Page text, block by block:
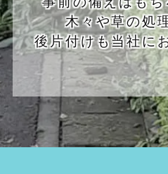
木々や草の処
後片付けも当社に